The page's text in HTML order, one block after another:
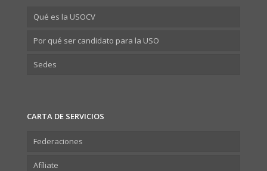
Qué es la USOCV
Por qué ser candidato para la USO
Sedes
CARTA DE SERVICIOS
Federaciones
Afíliate